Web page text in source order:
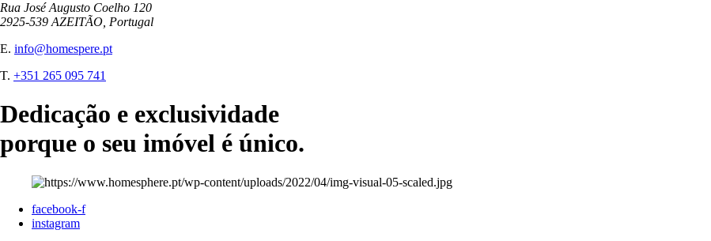
Rua José Augusto Coelho 120
2925-539 AZEITÃO, Portugal
E. info@homespere.pt
T. +351 265 095 741
Dedicação e exclusividade
porque o seu imóvel é único.
facebook-f
instagram